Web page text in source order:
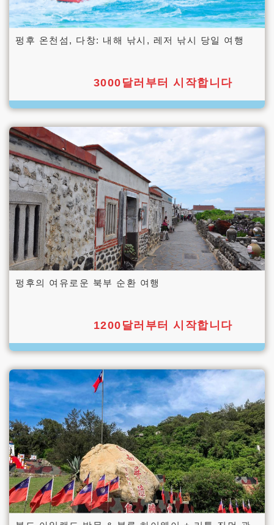
펑후 온천섬, 다창: 내해 낚시, 레저 낚시 당일 여행
3000달러부터 시작합니다
펑후의 여유로운 북부 순환 여행
1200달러부터 시작합니다